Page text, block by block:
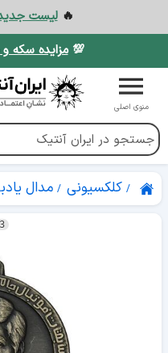
🔥لیست جدید
💯مزایده سکه و
منوی اصلی
کلکسیونی مدال